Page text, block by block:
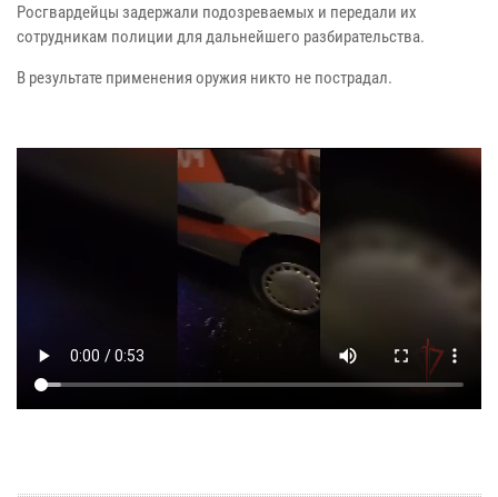
Росгвардейцы задержали подозреваемых и передали их
сотрудникам полиции для дальнейшего разбирательства.
В результате применения оружия никто не пострадал.